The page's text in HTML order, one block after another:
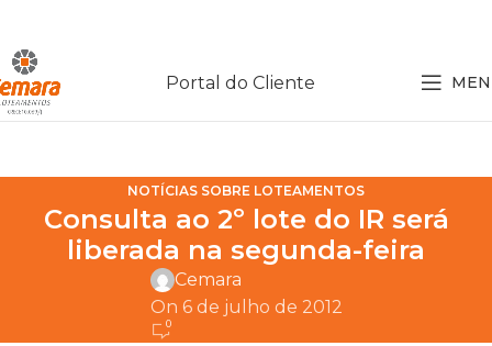
Portal do Cliente
NOTÍCIAS SOBRE LOTEAMENTOS
Consulta ao 2º lote do IR será
liberada na segunda-feira
Cemara
On 6 de julho de 2012
0